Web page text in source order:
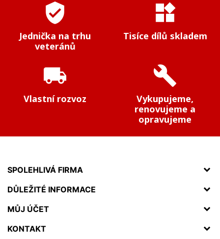
verified_user
Jednička na trhu
veteránů
widgets
Tisíce dílů skladem
local_shipping
Vlastní rozvoz
build
Vykupujeme,
renovujeme a
opravujeme
SPOLEHLIVÁ FIRMA
DŮLEŽITÉ INFORMACE
MŮJ ÚČET
KONTAKT